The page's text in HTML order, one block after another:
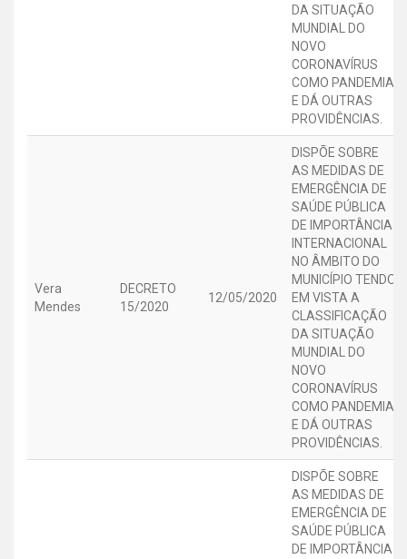
DA SITUAÇÃO
MUNDIAL DO
NOVO
CORONAVÍRUS
COMO PANDEMIA,
E DÁ OUTRAS
PROVIDÊNCIAS.
Vera
Mendes
DECRETO
15/2020
12/05/2020
DISPÕE SOBRE
AS MEDIDAS DE
EMERGÊNCIA DE
SAÚDE PÚBLICA
DE IMPORTÂNCIA
INTERNACIONAL
NO ÂMBITO DO
MUNICÍPIO TENDO
EM VISTA A
CLASSIFICAÇÃO
DA SITUAÇÃO
MUNDIAL DO
NOVO
CORONAVÍRUS
COMO PANDEMIA,
E DÁ OUTRAS
PROVIDÊNCIAS.
DISPÕE SOBRE
AS MEDIDAS DE
EMERGÊNCIA DE
SAÚDE PÚBLICA
DE IMPORTÂNCIA